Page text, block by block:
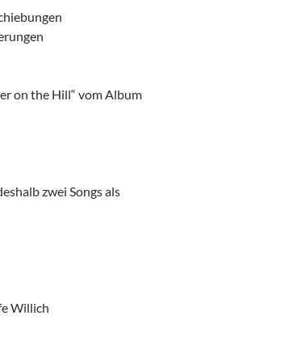
on the Hill“ vom Album
zwei Songs als
Willich